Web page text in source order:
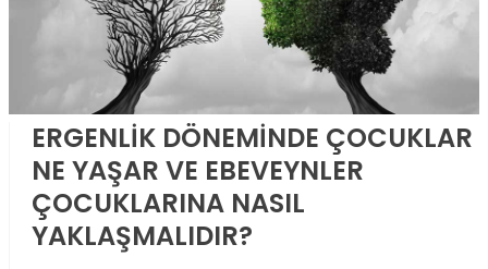
ERGENLİK DÖNEMİNDE ÇOCUKLAR
NE YAŞAR VE EBEVEYNLER
ÇOCUKLARINA NASIL
YAKLAŞMALIDIR?